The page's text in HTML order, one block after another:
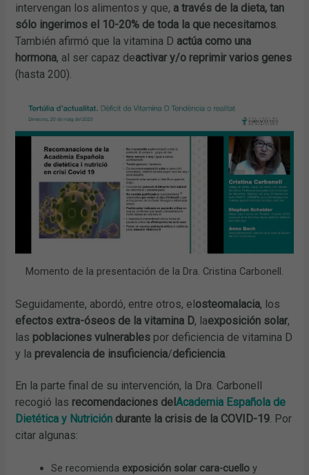
intervengan los alimentos y que, a través de la dieta, tan
sólo ingerimos el 10-20% de toda la que necesitamos
También afirmó que la vitamina D actúa como una
hormona, al ser capaz deactivar y/o reprimir varios genes
(hasta 200).
Momento de la presentación de la Dra. Cristina Carbonell.
Seguidamente, abordó, entre otros, elosteomalacia, los
efectos extra-óseos de la vitamina D, laexposición solar,
las poblaciones vulnerables por deficiencia de vitamina D
y la prevalencia de insuficiencia/deficiencia.
En la parte final de su intervención, la Dra. Carbonell
recogió las recomendaciones delAcademia Española de
Dietética y Nutrición durante la crisis de la COVID-19 . Por
citar algunas:
Se recomienda exposición solar cara-cuello y